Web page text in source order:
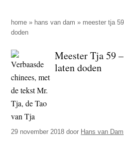
p
d
e
z
e
s
i
t
e
i
n
e
n
d
e
z
e
s
home » hans van dam » meester tja
doden
Meester Tja 59
laten doden
29 november 2018 door Hans van Dam